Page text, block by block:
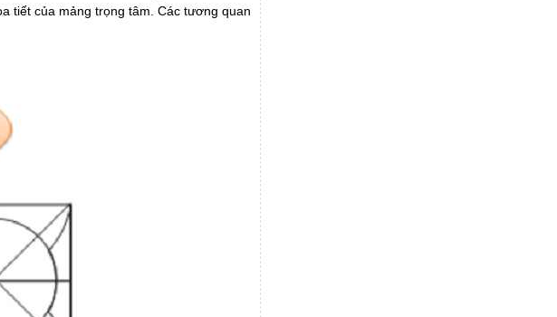
tiết của mảng trọng tâm. Các tương quan